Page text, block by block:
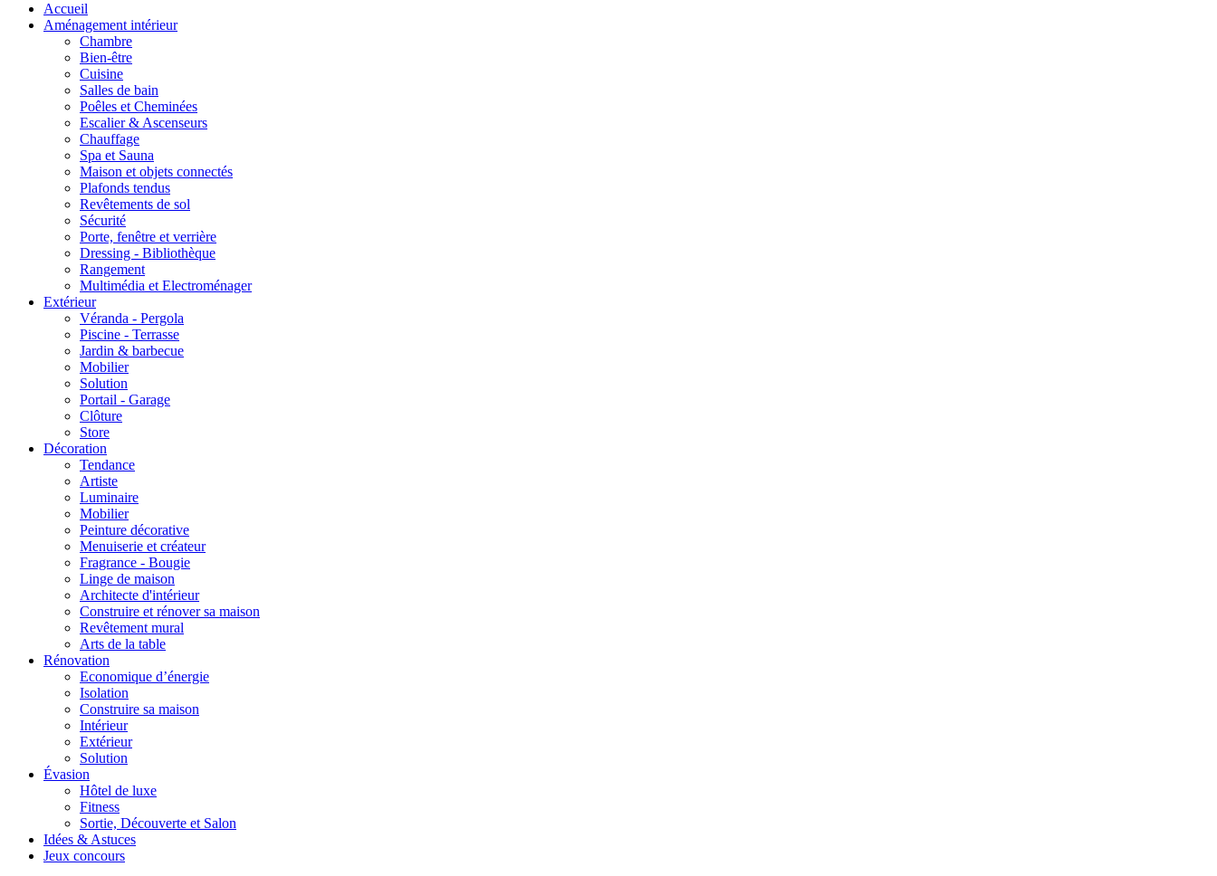
Accueil
Aménagement intérieur
Chambre
Bien-être
Cuisine
Salles de bain
Poêles et Cheminées
Escalier & Ascenseurs
Chauffage
Spa et Sauna
Maison et objets connectés
Plafonds tendus
Revêtements de sol
Sécurité
Porte, fenêtre et verrière
Dressing - Bibliothèque
Rangement
Multimédia et Electroménager
Extérieur
Véranda - Pergola
Piscine - Terrasse
Jardin & barbecue
Mobilier
Solution
Portail - Garage
Clôture
Store
Décoration
Tendance
Artiste
Luminaire
Mobilier
Peinture décorative
Menuiserie et créateur
Fragrance - Bougie
Linge de maison
Architecte d'intérieur
Construire et rénover sa maison
Revêtement mural
Arts de la table
Rénovation
Economique d’énergie
Isolation
Construire sa maison
Intérieur
Extérieur
Solution
Évasion
Hôtel de luxe
Fitness
Sortie, Découverte et Salon
Idées & Astuces
Jeux concours